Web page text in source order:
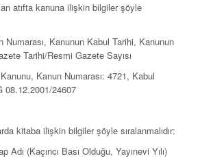
atıfta kanuna ilişkin bilgiler şöyle
Numarası, Kanunun Kabul Tarihi, Kanunun
Tarihi/Resmi Gazete Sayısı
Kanun Numarası: 4721, Kabul
08.12.2001/24607
kitaba ilişkin bilgiler şöyle sıralanmalıdır:
Adı (Kaçıncı Bası Olduğu, Yayınevi Yılı)